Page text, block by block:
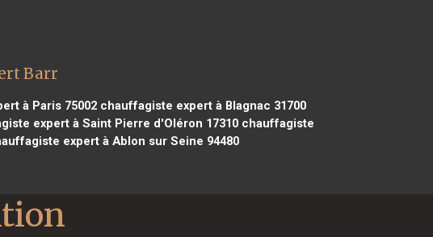
Barr
à Paris 75002 chauffagiste expert à Blagnac 31700
expert à Saint Pierre d'Oléron 17310 chauffagiste
expert à Ablon sur Seine 94480